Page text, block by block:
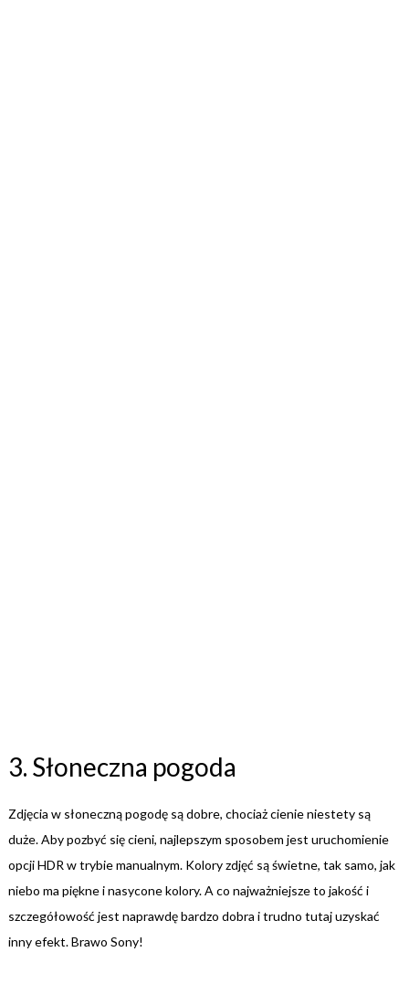
3. Słoneczna pogoda
Zdjęcia w słoneczną pogodę są dobre, chociaż cienie niestety są
duże. Aby pozbyć się cieni, najlepszym sposobem jest uruchomienie
opcji HDR w trybie manualnym. Kolory zdjęć są świetne, tak samo, jak
niebo ma piękne i nasycone kolory. A co najważniejsze to jakość i
szczegółowość jest naprawdę bardzo dobra i trudno tutaj uzyskać
inny efekt. Brawo Sony!